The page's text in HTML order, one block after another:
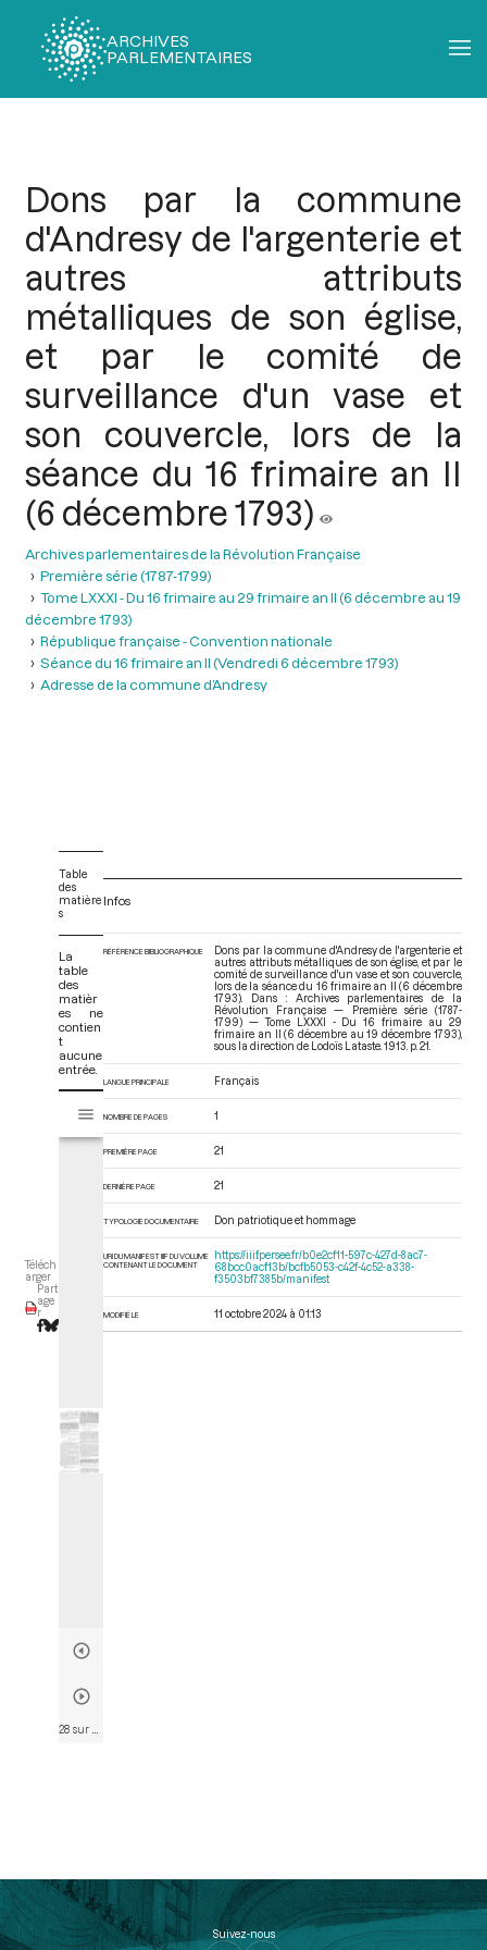
ARCHIVES
PARLEMENTAIRES
Dons par la commune
d'Andresy de l'argenterie et
autres attributs
métalliques de son église,
et par le comité de
surveillance d'un vase et
son couvercle, lors de la
séance du 16 frimaire an II
(6 décembre 1793)
Archives parlementaires de la Révolution Française
Première série (1787-1799)
Tome LXXXI - Du 16 frimaire au 29 frimaire an II (6 décembre au 19
décembre 1793)
République française - Convention nationale
Séance du 16 frimaire an II (Vendredi 6 décembre 1793)
Adresse de la commune d’Andresy
Téléch
arger
Part
age
r
Table
des
matière
s
La
table
des
matièr
es ne
contien
t
aucune
entrée.
s
M
d
o
Tome LXXXI - Du 16 frimaire au 29 frimaire an II (6 décembre au 19
Infos
RÉFÉRENCE BIBLIOGRAPHIQUE
Dons par la commune d'Andresy de l'argenterie et
autres attributs métalliques de son église, et par le
comité de surveillance d'un vase et son couvercle,
lors de la séance du 16 frimaire an II (6 décembre
1793). Dans : Archives parlementaires de la
Révolution Française — Première série (1787-
1799) — Tome LXXXI - Du 16 frimaire au 29
frimaire an II (6 décembre au 19 décembre 1793),
sous la direction de Lodoïs Lataste. 1913. p. 21.
LANGUE PRINCIPALE Français
NOMBRE DE PAGES 1
PREMIÈRE PAGE 21
DERNIÈRE PAGE 21
TYPOLOGIE DOCUMENTAIRE Don patriotique et hommage
URI DU MANIFEST IIIF DU VOLUME
CONTENANT LE DOCUMENT
https://iiif.persee.fr/b0e2cf11-597c-427d-8ac7-
68bcc0acf13b/bcfb5053-c42f-4c52-a338-
f3503bf7385b/manifest
MODIFIÉ LE 11 octobre 2024 à 01:13
Suivez-nous